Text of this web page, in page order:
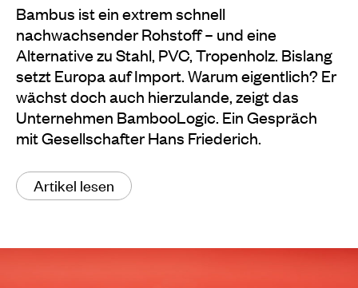
Bambus ist ein extrem schnell
nachwachsender Rohstoff – und eine
Alternative zu Stahl, PVC, Tropenholz. Bislang
setzt Europa auf Import. Warum eigentlich? Er
wächst doch auch hierzulande, zeigt das
Unternehmen BambooLogic. Ein Gespräch
mit Gesellschafter Hans Friederich.
Artikel lesen